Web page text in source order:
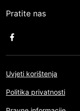
Pratite nas
Uvjeti korištenja
Politika privatnosti